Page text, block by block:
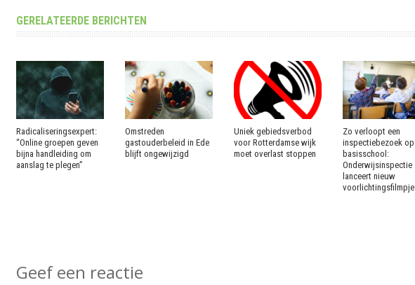
GERELATEERDE BERICHTEN
Radicaliseringsexpert:
“Online groepen geven
bijna handleiding om
aanslag te plegen”
Omstreden
gastouderbeleid in Ede
blijft ongewijzigd
Uniek gebiedsverbod
voor Rotterdamse wijk
moet overlast stoppen
Zo verloopt een
inspectiebezoek
basisschool:
Onderwijsinspectie
lanceert nieuw
voorlichtingsfilmpje
Geef een reactie